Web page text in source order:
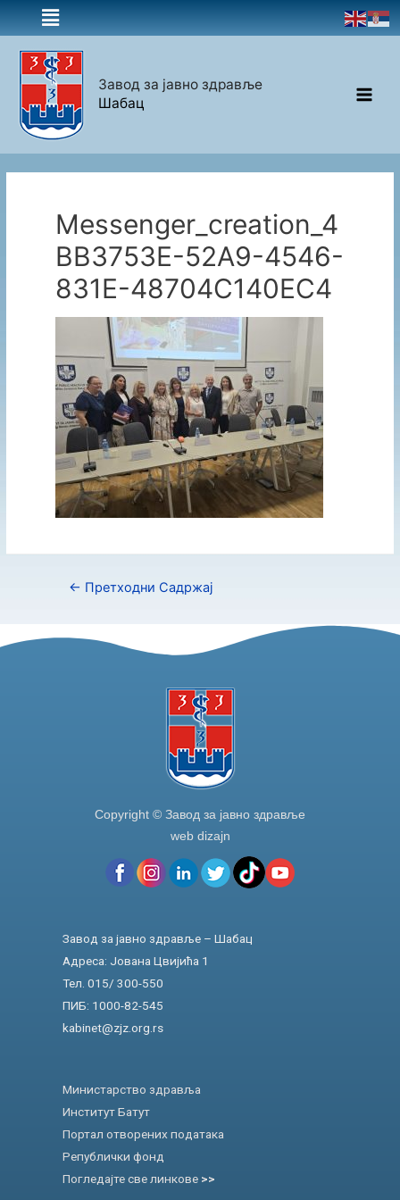
Завод за јавно здравље
Шабац
Messenger_creation_4
BB3753E-52A9-4546-
831E-48704C140EC4
← Претходни Садржај
Copyright © Завод за јавно здравље
web dizajn
Завод за јавно здравље – Шабац
Адреса: Јована Цвијића 1
Тел. 015/ 300-550
ПИБ: 1000-82-545
kabinet@zjz.org.rs
Министарство здравља
Институт Батут
Портал отворених података
Републички фонд
Погледајте све линкове >>